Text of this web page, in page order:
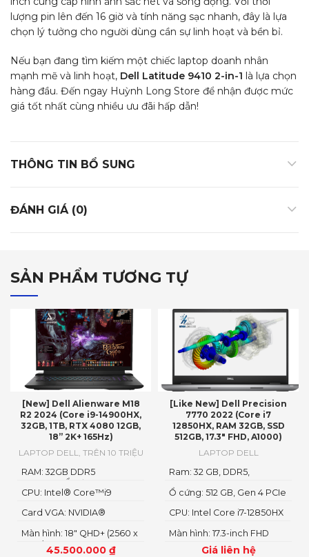
lượng pin lên đến 16 giờ và tính năng sạc nhanh, đây là lựa
chọn lý tưởng cho người dùng cần sự linh hoạt và bền bỉ.
Nếu bạn đang tìm kiếm một chiếc laptop doanh nhân
mạnh mẽ và linh hoạt, Dell Latitude 9410 2-in-1 là lựa chọn
hàng đầu. Đến ngay Huỳnh Long Store để nhận được mức
giá tốt nhất cùng nhiều ưu đãi hấp dẫn!
THÔNG TIN BỔ SUNG
ĐÁNH GIÁ (0)
SẢN PHẨM TƯƠNG TỰ
[New] Dell Alienware M18
R2 2024 (Core i9-14900HX,
32GB, 1TB, RTX 4080 12GB,
18” 2K+ 165Hz)
LAPTOP DELL
TRÊN 10 TRIỆU
45.500.000 ₫
Màn hình: 18" QHD+ (2560 x
1600)
Card VGA: NVIDIA®
GDDR6
CPU: Intel® Core™i9
RAM: 32GB DDR5
4800MHzỔ cứng1TB PCIe
Gen4 M.2 SSD
[Like New] Dell Precision
7770 2022 (Core i7
12850HX, RAM 32GB, SSD
512GB, 17.3″ FHD, A1000)
LAPTOP DELL
Giá liên hệ
Màn hình: 17.3-inch FHD
1920 x 1080
CPU: Intel Core i7-12850HX
Ổ cứng: 512 GB, Gen 4 PCIe
Ram: 32 GB, DDR5,